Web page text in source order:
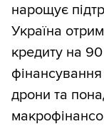
нарощує
Україна
кредиту на
дрони та